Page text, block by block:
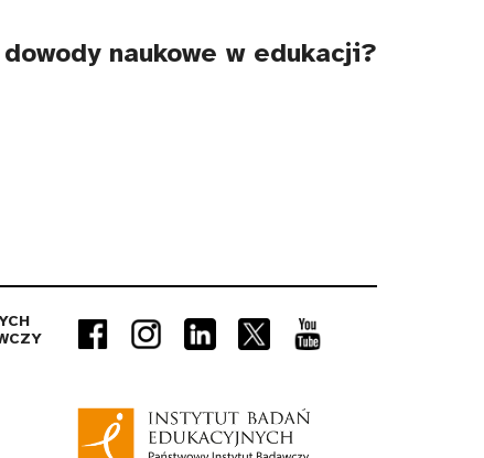
naukowe w edukacji?